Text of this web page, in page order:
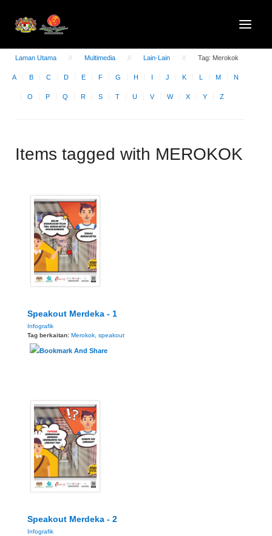
Laman Utama Multimedia Lain-Lain Tag: Merokok
A B C D E F G H I J K L M N
O P Q R S T U V W X Y Z
Items tagged with MEROKOK
Speakout Merdeka - 1
Infografik
Tag berkaitan: Merokok speakout
Speakout Merdeka - 2
Infografik